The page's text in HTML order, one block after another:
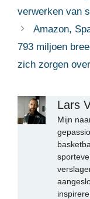
verwerken van
Amazon,
793 miljoen
zich zorgen
Lars
Mijn